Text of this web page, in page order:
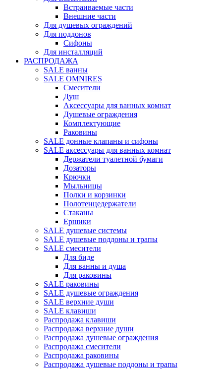
Встраиваемые части
Внешние части
Для душевых ограждений
Для поддонов
Сифоны
Для инсталляций
РАСПРОДАЖА
SALE ванны
SALE OMNIRES
Смесители
Душ
Аксессуары для ванных комнат
Душевые ограждения
Комплектующие
Раковины
SALE донные клапаны и сифоны
SALE аксессуары для ванных комнат
Держатели туалетной бумаги
Дозаторы
Крючки
Мыльницы
Полки и корзинки
Полотенцедержатели
Стаканы
Ершики
SALE душевые системы
SALE душевые поддоны и трапы
SALE смесители
Для биде
Для ванны и душа
Для раковины
SALE раковины
SALE душевые ограждения
SALE верхние души
SALE клавиши
Распродажа клавиши
Распродажа верхние души
Распродажа душевые ограждения
Распродажа смесители
Распродажа раковины
Распродажа душевые поддоны и трапы